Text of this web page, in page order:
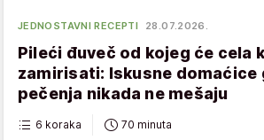
JEDNOSTAVNI RECEPTI 28.07.2026.
Pileći đuveč od kojeg će cela
zamirisati: Iskusne domaćice
pečenja nikada ne mešaju
6 koraka 70 minuta